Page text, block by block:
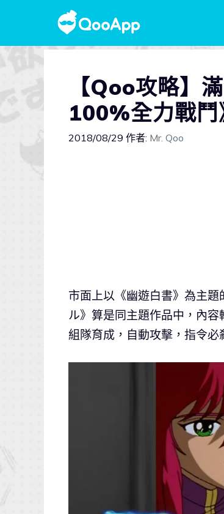
【Qoo攻略】
100%全力戰鬥
2018/08/29 作者: Mr. Qoo
市面上以《幽遊白書》為主
ル》算是同主題作品中，內
組隊育成，自動攻擊，指令